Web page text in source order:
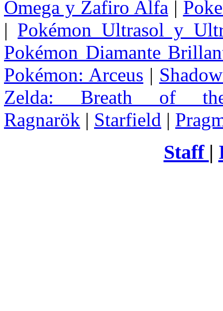
Omega y Zafiro Alfa |
| Pokémon Ultrasol y
Pokémon Diamante
Pokémon: Arceus |
Zelda: Breath of
Ragnarök | Starfield |
Staff |